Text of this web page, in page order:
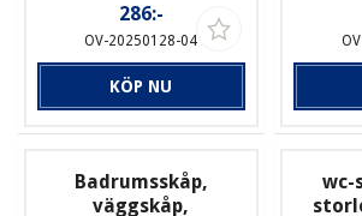
286:-
OV-20250128-04
KÖP NU
Badrumsskåp,
väggskåp,
wc-